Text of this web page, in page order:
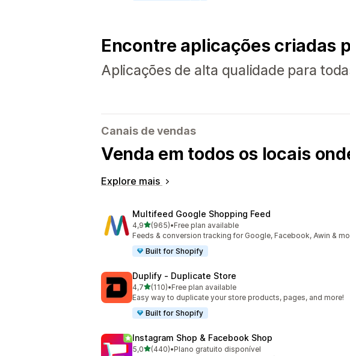
Encontre aplicações criadas
Aplicações de alta qualidade para
Canais de vendas
Venda em todos os locais
Explore mais
Multifeed Google Shopping Feed
4,9de 5 estrelas
(965)
965 total de avaliações
•Free plan available
Feeds & conversion tracking for Google, Facebook, Awin &
Built for Shopify
Duplify ‑ Duplicate Store
4,7de 5 estrelas
(110)
110 total de avaliações
•Free plan available
Easy way to duplicate your store products, pages, and more!
Built for Shopify
Instagram Shop & Facebook Shop
5,0de 5 estrelas
(440)
440 total de avaliações
•Plano gratuito disponível